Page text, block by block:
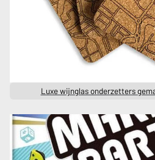
Luxe wijnglas onderzetters